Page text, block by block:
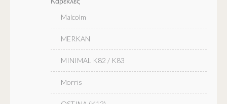
Malcolm
MERKAN
MINIMAL K82 / K83
Morris